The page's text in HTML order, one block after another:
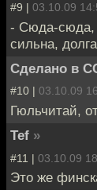
#9 | 03.10.09
- Сюда-сюда,
сильна,
Сделано в
#10 | 03.10.09
Гюльчитай,
Tef »
#11 | 03.10.09
Это же